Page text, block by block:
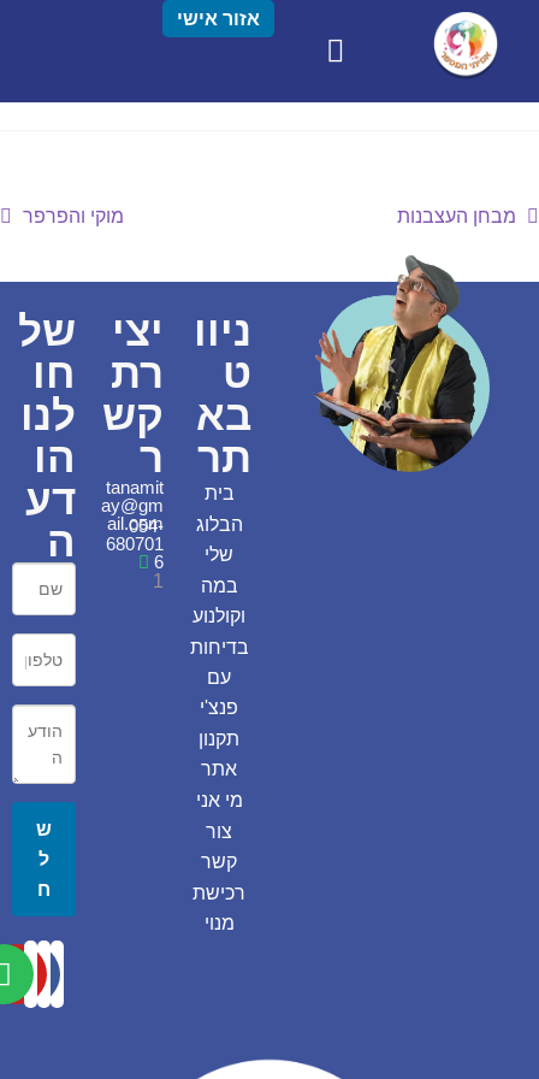
אזור אישי
מבחן העצבנות מוקי והפרפר
ניוו
ט
בא
תר
בית
הבלוג
שלי
במה
וקולנוע
בדיחות
עם
פנצ'י
תקנון
אתר
מי אני
צור
קשר
רכישת
מנוי
יצי
רת
קש
ר
tanamit
ay@gm
ail.com
054-
680701
6
1
של
חו
לנו
הו
דע
ה
ש
ל
ח